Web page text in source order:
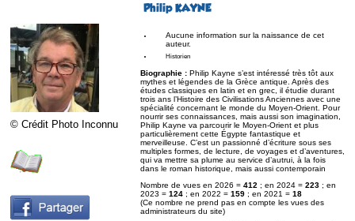
Philip KAYNE
© Crédit Photo Inconnu
Aucune information sur la naissance de cet
auteur.
Historien
Biographie : Philip Kayne s’est intéressé très tôt aux
mythes et légendes de la Grèce antique. Après des
études classiques en latin et en grec, il étudie durant
trois ans l’Histoire des Civilisations Anciennes avec une
spécialité concernant le monde du Moyen-Orient. Pour
nourrir ses connaissances, mais aussi son imagination,
Philip Kayne va parcourir le Moyen-Orient et plus
particulièrement cette Égypte fantastique et
merveilleuse. C’est un passionné d’écriture sous ses
multiples formes, de lecture, de voyages et d’aventures,
qui va mettre sa plume au service d’autrui, à la fois
dans le roman historique, mais aussi contemporain
Nombre de vues en 2026 = 412 ; en 2024 = 223 ; en
2023 = 124 ; en 2022 = 159 ; en 2021 = 18
(Ce nombre ne prend pas en compte les vues des
administrateurs du site)